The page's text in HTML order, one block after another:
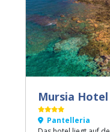
Mursia Hotel
Pantelleria